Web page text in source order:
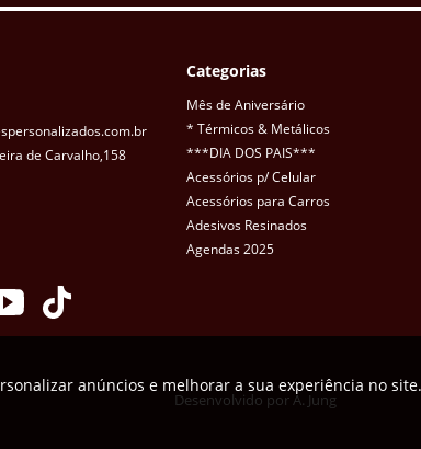
de Carvalho,158
Categorias
Mês de Aniversário
* Térmicos & Metálicos
***DIA DOS PAIS***
Acessórios p/ Celular
Acessórios para Carros
Adesivos Resinados
Agendas 2025
Desenvolvido porA. Jung
anúncios e melhorar a sua experiência no